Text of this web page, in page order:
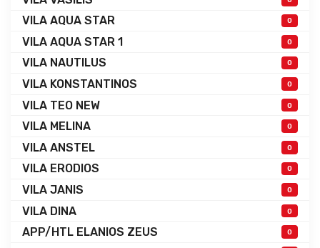
VILA AQUA STAR 0
VILA AQUA STAR 1 0
VILA NAUTILUS 0
VILA KONSTANTINOS 0
VILA TEO NEW 0
VILA MELINA 0
VILA ANSTEL 0
VILA ERODIOS 0
VILA JANIS 0
VILA DINA 0
APP/HTL ELANIOS ZEUS 0